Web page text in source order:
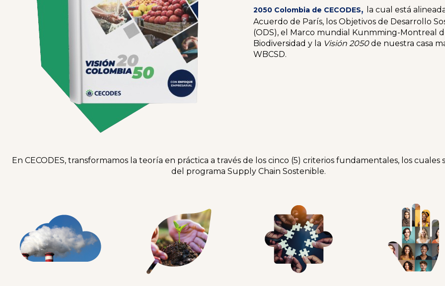
2050 Colombia de CECODES,
la cual está
Acuerdo de París, los Objetivos de Desarrollo
(ODS), el Marco mundial Kunmming-Montreal
Biodiversidad y la Visión 2050de nuestra casa
WBCSD.
En CECODES, transformamos la teoría en práctica a través de los cinco (5) criterios fundamentales, los cuales
del programa Supply Chain Sostenible.